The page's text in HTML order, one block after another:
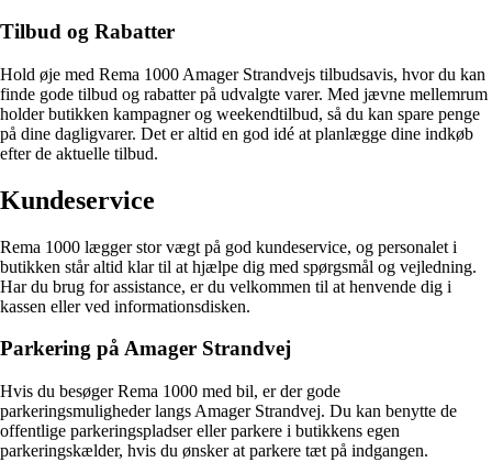
Tilbud og Rabatter
Hold øje med Rema 1000 Amager Strandvejs tilbudsavis, hvor du kan
finde gode tilbud og rabatter på udvalgte varer. Med jævne mellemrum
holder butikken kampagner og weekendtilbud, så du kan spare penge
på dine dagligvarer. Det er altid en god idé at planlægge dine indkøb
efter de aktuelle tilbud.
Kundeservice
Rema 1000 lægger stor vægt på god kundeservice, og personalet i
butikken står altid klar til at hjælpe dig med spørgsmål og vejledning.
Har du brug for assistance, er du velkommen til at henvende dig i
kassen eller ved informationsdisken.
Parkering på Amager Strandvej
Hvis du besøger Rema 1000 med bil, er der gode
parkeringsmuligheder langs Amager Strandvej. Du kan benytte de
offentlige parkeringspladser eller parkere i butikkens egen
parkeringskælder, hvis du ønsker at parkere tæt på indgangen.